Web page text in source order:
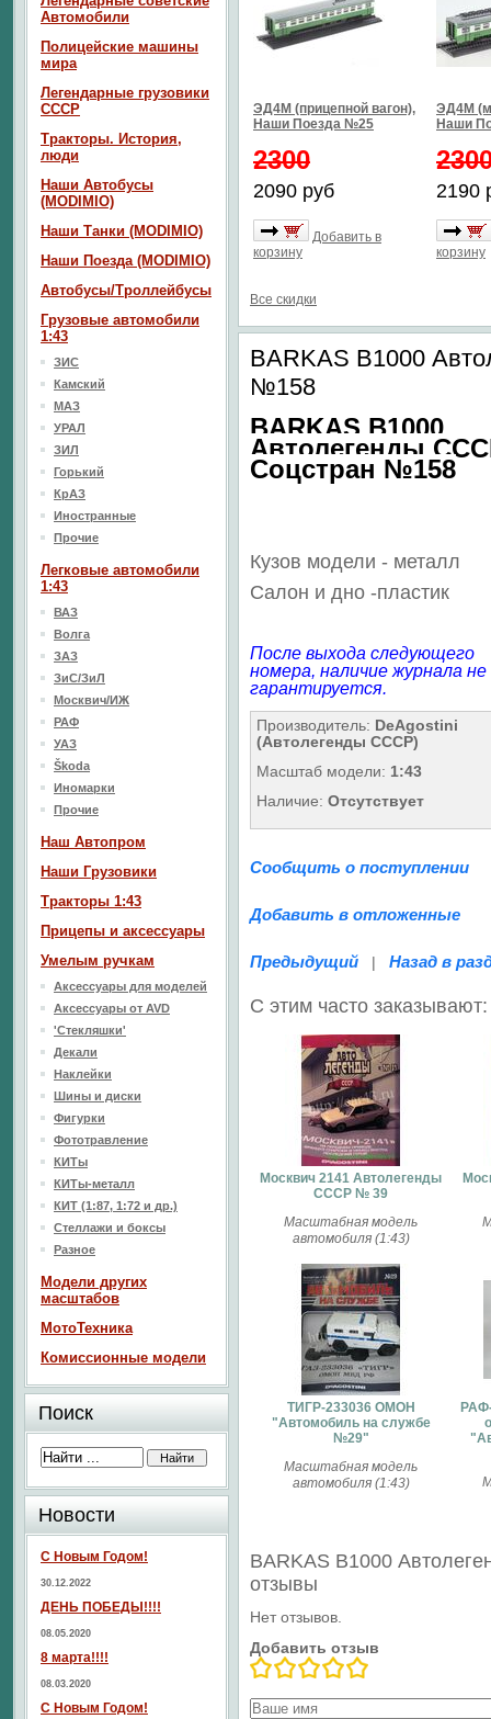
ЭД4М (прицепной вагон),
Наши Поезда №25
2300
2090 руб
Добавить в
корзину
ЭД4М
Наши
2190
корзину
Все скидки
BARKAS B1000
№158
BARKAS B1000
Автолегенды
Соцстран №158
Кузов модели - металл
Салон и дно -пластик
После выхода следующего
номера, наличие журнала не
гарантируется.
Производитель: DeAgostini
(Автолегенды СССР)
Масштаб модели: 1:43
Наличие: Отсутствует
Сообщить о поступлении
Добавить в отложенные
Предыдущий | Назад в
С этим часто заказывают:
Москвич 2141 Автолегенды
СССР № 39
Масштабная модель
автомобиля (1:43)
ТИГР-233036 ОМОН
"Автомобиль на службе
№29"
Масштабная модель
автомобиля (1:43)
BARKAS B1000
отзывы
Нет отзывов.
Добавить отзыв
Автомобили
Полицейские машины
мира
Легендарные грузовики
СССР
Тракторы. История,
люди
Наши Автобусы
(MODIMIO)
Наши Танки (MODIMIO)
Наши Поезда (MODIMIO)
Автобусы/Троллейбусы
Грузовые автомобили
1:43
ЗИС
Камский
МАЗ
УРАЛ
ЗИЛ
Горький
КрАЗ
Иностранные
Прочие
Легковые автомобили
1:43
ВАЗ
Волга
ЗАЗ
ЗиС/ЗиЛ
Москвич/ИЖ
РАФ
УАЗ
Škoda
Иномарки
Прочие
Наш Aвтопром
Наши Грузовики
Тракторы 1:43
Прицепы и аксессуары
Умелым ручкам
Аксессуары для моделей
Аксессуары от AVD
'Стекляшки'
Декали
Наклейки
Шины и диски
Фигурки
Фототравление
КИТы
КИТы-металл
КИТ (1:87, 1:72 и др.)
Стеллажи и боксы
Разное
Модели других
масштабов
МотоТехника
Комиссионные модели
Поиск
Новости
С Новым Годом!
30.12.2022
ДЕНЬ ПОБЕДЫ!!!!
08.05.2020
8 марта!!!!
08.03.2020
С Новым Годом!